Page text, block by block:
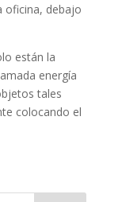
oficina, debajo
están la
energía
tales
colocando el